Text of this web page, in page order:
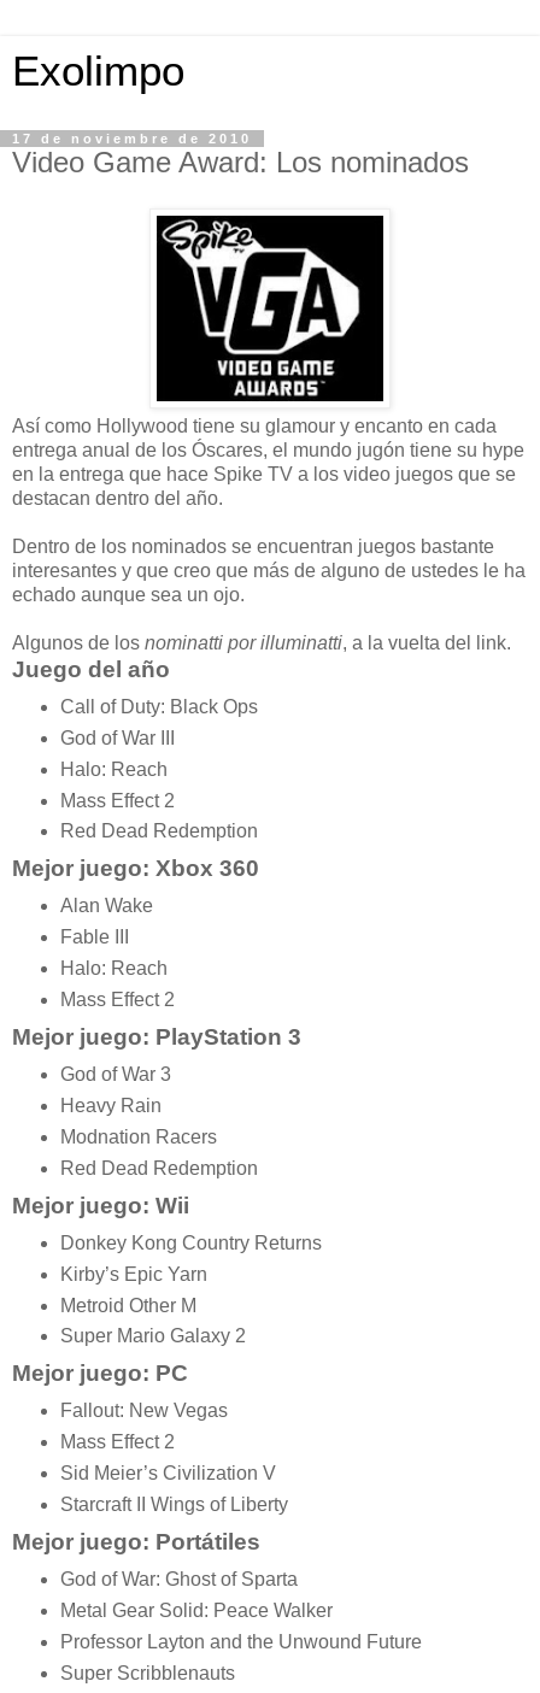
Exolimpo
17 de noviembre de 2010
Video Game Award: Los nominados
Así como Hollywood tiene su glamour y encanto en cada
entrega anual de los Óscares, el mundo jugón tiene su hype
en la entrega que hace Spike TV a los video juegos que se
destacan dentro del año.
Dentro de los nominados se encuentran juegos bastante
interesantes y que creo que más de alguno de ustedes le ha
echado aunque sea un ojo.
Algunos de los nominatti por illuminatti, a la vuelta del link.
Juego del año
Call of Duty: Black Ops
God of War III
Halo: Reach
Mass Effect 2
Red Dead Redemption
Mejor juego: Xbox 360
Alan Wake
Fable III
Halo: Reach
Mass Effect 2
Mejor juego: PlayStation 3
God of War 3
Heavy Rain
Modnation Racers
Red Dead Redemption
Mejor juego: Wii
Donkey Kong Country Returns
Kirby’s Epic Yarn
Metroid Other M
Super Mario Galaxy 2
Mejor juego: PC
Fallout: New Vegas
Mass Effect 2
Sid Meier’s Civilization V
Starcraft II Wings of Liberty
Mejor juego: Portátiles
God of War: Ghost of Sparta
Metal Gear Solid: Peace Walker
Professor Layton and the Unwound Future
Super Scribblenauts